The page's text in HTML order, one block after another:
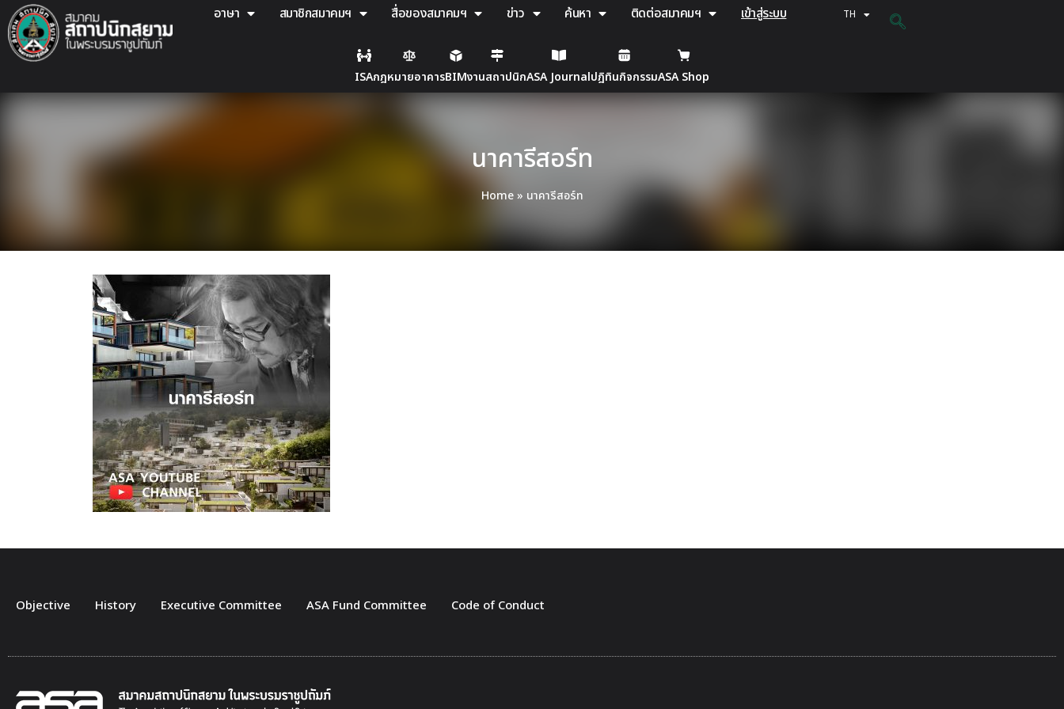
อาษา สมาชิกสมาคมฯ สื่อของสมาคมฯ ข่าว ค้นหา ติดต่อสมาคมฯ เข้าสู่ระบบ TH
EN
ISAกฎหมายอาคารBIMงานสถาปนิกASA JournalปฎิทินกิจกรรมASA Shop
นาคารีสอร์ท
Home» นาคารีสอร์ท
Objective History Executive Committee ASA Fund Committee Code of Conduct